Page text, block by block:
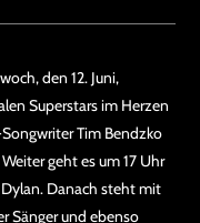
den 12. Juni,
Superstars im Herzen
Tim Bendzko
geht es um 17 Uhr
Danach steht mit
Sänger und ebenso